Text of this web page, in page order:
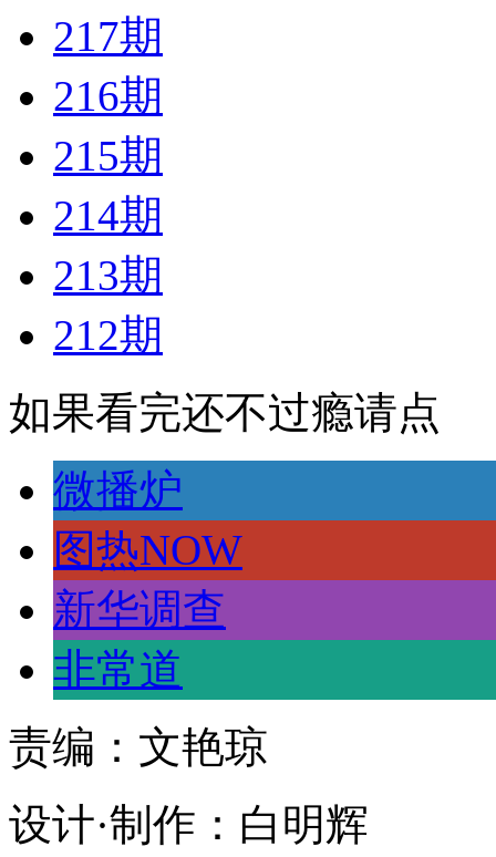
217期
216期
215期
214期
213期
212期
如果看完还不过瘾请点
微播炉
图热NOW
新华调查
非常道
责编：文艳琼
设计·制作：白明辉